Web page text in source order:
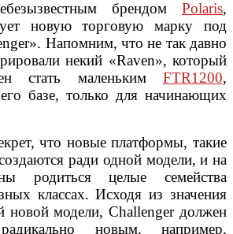
брендом Polaris,
новую торговую марку под
Напомним, что не так давно
некий «Raven», который
стать маленьким FTR1200,
базе, только для начинающих
что новые платформы, такие
ради одной модели, и на
родиться целые семейства
классах. Исходя из значения
новой модели, Challenger должен
новым, например,